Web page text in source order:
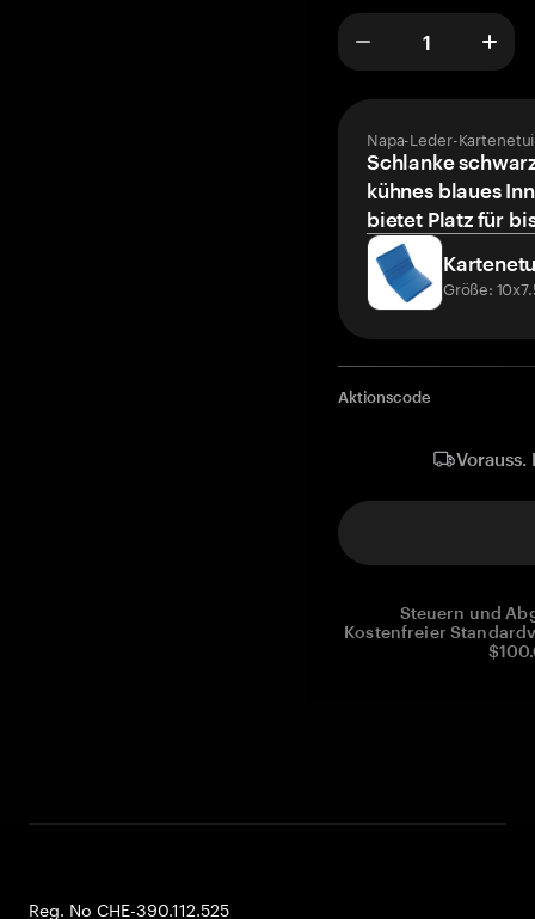
Napa-Leder-
Schlanke
kühnes blaues
bietet Platz für
Größe:
Aktionscode
Steuern und
Kostenfreier
Reg. No CHE-390.112.525